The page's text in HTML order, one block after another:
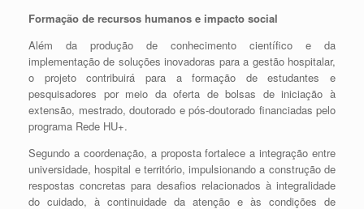
Formação de recursos humanos e impacto social
Além da produção de conhecimento científico e da
implementação de soluções inovadoras para a gestão hospitalar,
o projeto contribuirá para a formação de estudantes e
pesquisadores por meio da oferta de bolsas de iniciação à
extensão, mestrado, doutorado e pós-doutorado financiadas pelo
programa Rede HU+.
Segundo a coordenação, a proposta fortalece a integração entre
universidade, hospital e território, impulsionando a construção de
respostas concretas para desafios relacionados à integralidade
do cuidado, à continuidade da atenção e às condições de